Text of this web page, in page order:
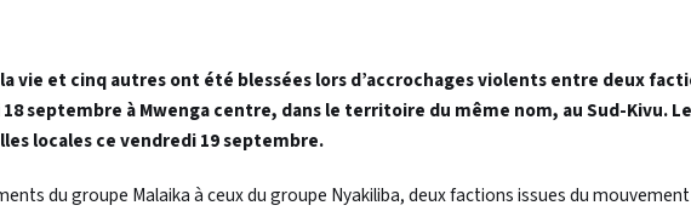
vie et cinq autres ont été blessées lors d’accrochages violents entre deux
septembre à Mwenga centre, dans le territoire du même nom, au Sud-Kivu.
locales ce vendredi 19 septembre.
du groupe Malaika à ceux du groupe Nyakiliba, deux factions issues du mouvement